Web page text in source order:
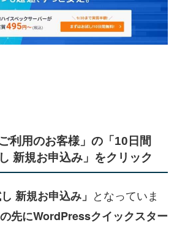
利用のお客様」の「10日間
新規お申込み」をクリック
新規お申込み」 となっていま
先にWordPressクイックスター